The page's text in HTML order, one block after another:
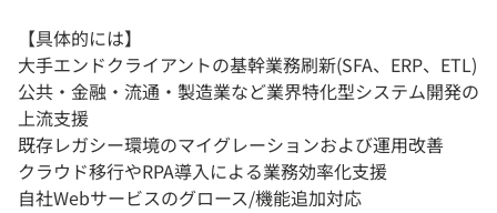
【具体的には】
大手エンドクライアントの基幹業務刷新(SFA、ERP、ETL)
公共・金融・流通・製造業など業界特化型システム開発の
上流支援
既存レガシー環境のマイグレーションおよび運用改善
クラウド移行やRPA導入による業務効率化支援
自社Webサービスのグロース/機能追加対応